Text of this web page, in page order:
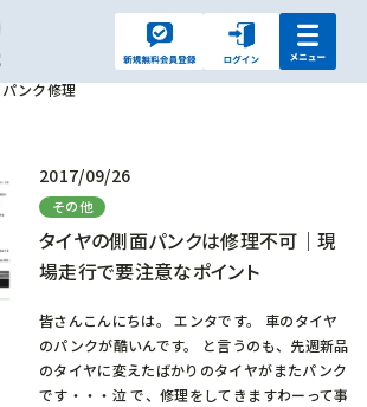
パンク修理
2017/09/26
その他
タイヤの側面パンクは修理不可｜現
場走行で要注意なポイント
皆さんこんにちは。 エンタです。 車のタイヤ
のパンクが酷いんです。 と言うのも、先週新品
のタイヤに変えたばかりのタイヤがまたパンク
です・・・泣 で、修理をしてきますわーって事